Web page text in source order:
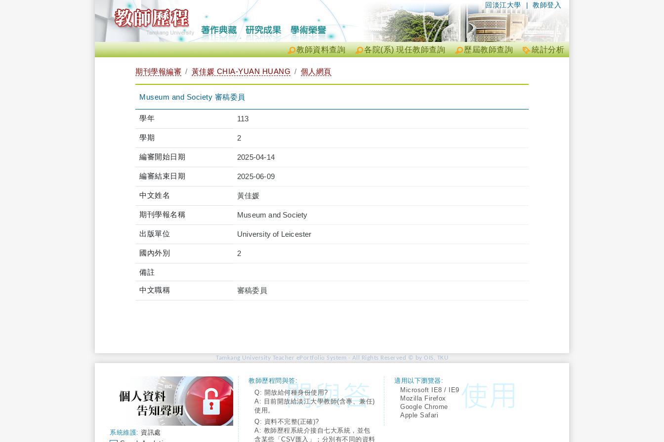
| 教師登入
回淡江大學
統計分析
歷屆教師查詢
各院(系) 現任教師查詢
教師資料查詢
期刊學報編審 黃佳媛 CHIA-YUAN HUANG 個人網頁
Museum and Society 審稿委員
學年 113
學期 2
編審開始日期 2025-04-14
編審結束日期 2025-06-09
中文姓名 黃佳媛
期刊學報名稱 Museum and Society
出版單位 University of Leicester
國內外別 2
備註
中文職稱 審稿委員
Tamkang University Teacher ePortfolio System - All Rights Reserved © by OIS, TKU
系統維護: 資訊處
教師歷程問與答:
Q: 開放給何種身份使用?
A: 目前開放給淡江大學教師(含專、兼任)
使用。
Q: 資料不完整(正確)?
A: 教師歷程系統介接自七大系統，並包
含某些「CSV匯入」；分別有不同的資料
適用以下瀏覽器:
Microsoft IE8 / IE9
Mozilla Firefox
Google Chrome
Apple Safari